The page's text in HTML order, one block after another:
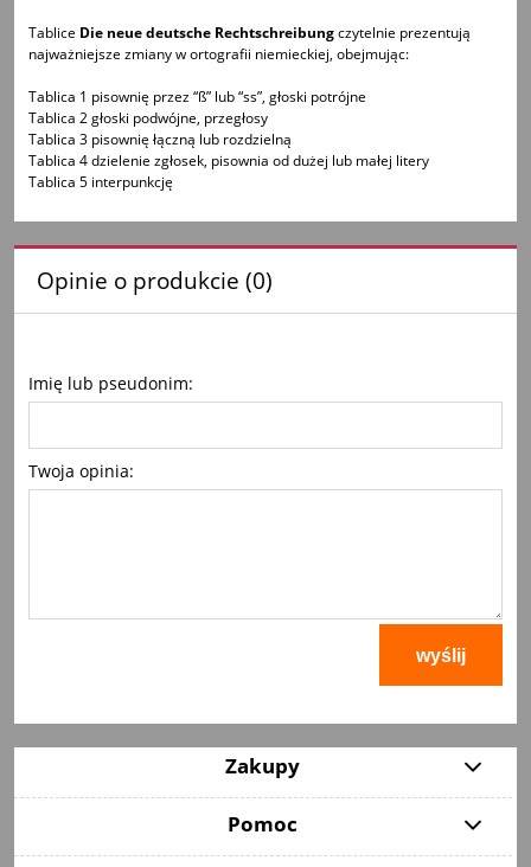
Tablice Die neue deutsche Rechtschreibungczytelnie prezentują
najważniejsze zmiany w ortografii niemieckiej, obejmując:
Tablica 1 pisownię przez “ß” lub “ss”, głoski potrójne
Tablica 2 głoski podwójne, przegłosy
Tablica 3 pisownię łączną lub rozdzielną
Tablica 4 dzielenie zgłosek, pisownia od dużej lub małej litery
Tablica 5 interpunkcję
Opinie o produkcie (0)
Imię lub pseudonim:
Twoja opinia:
wyślij
Zakupy
Pomoc